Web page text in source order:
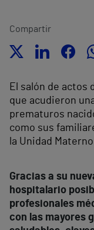
Compartir
El salón de actos
que acudieron
prematuros
como sus
la Unidad
Gracias a su
hospitalario
profesionales
con las mayores